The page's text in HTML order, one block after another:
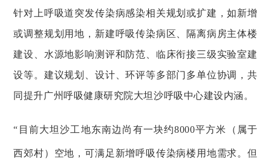
针对上呼吸道突发传染病感染相关规划或扩建，如新增
或调整规划用地，新建呼吸传染病区、隔离病房主体楼
建设、水源地影响测评和防范、临床衔接三级实验室建
设等。建议规划、设计、环评等多部门多单位协调，共
同提升广州呼吸健康研究院大坦沙呼吸中心建设内涵。
“目前大坦沙工地东南边尚有一块约8000平方米（属于
西郊村）空地，可满足新增呼吸传染病楼用地需求。但